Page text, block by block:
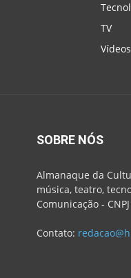
TV
Vídeos
SOBRE NÓS
Almanaque da
música, teatro,
Comunicação -
Contato: